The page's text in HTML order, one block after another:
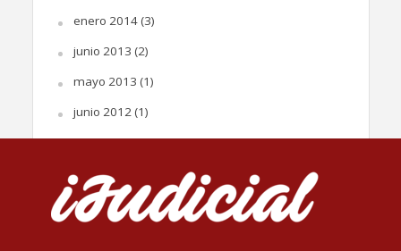
enero 2014(3)
junio 2013 (2)
mayo 2013 (1)
junio 2012(1)